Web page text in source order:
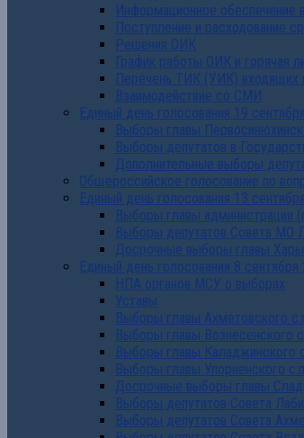
Информационное обеспечение
Поступление и расходование
Решения ОИК
График работы ОИК и горячая
Перечень ТИК (УИК) входящих
Взаимодействие со СМИ
Единый день голосования 19
Выборы главы
Выборы депутатов в
Дополнительные выборы
Общероссийское голосование по
Единый день голосования 13
Выборы главы администрации
Выборы депутатов Совета МО
Досрочные выборы главы
Единый день голосования 8 сентября
НПА органов МСУ о выборах
Уставы
Выборы главы Ахметовского
Выборы главы Вознесенского
Выборы главы Каладжинского
Выборы главы Упорненского
Досрочные выборы главы
Выборы депутатов Совета
Выборы депутатов Совета